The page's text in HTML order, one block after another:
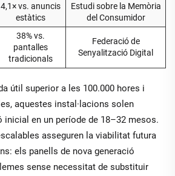
4,1× vs. anuncis
estàtics
Estudi sobre la Memòria
del Consumidor
38% vs.
pantalles
tradicionals
Federació de
Senyalització Digital
útil superior a les 100.000 hores i
aquestes instal·lacions solen
inicial en un període de 18–32 mesos.
asseguren la viabilitat futura
els panells de nova generació
sense necessitat de substituir